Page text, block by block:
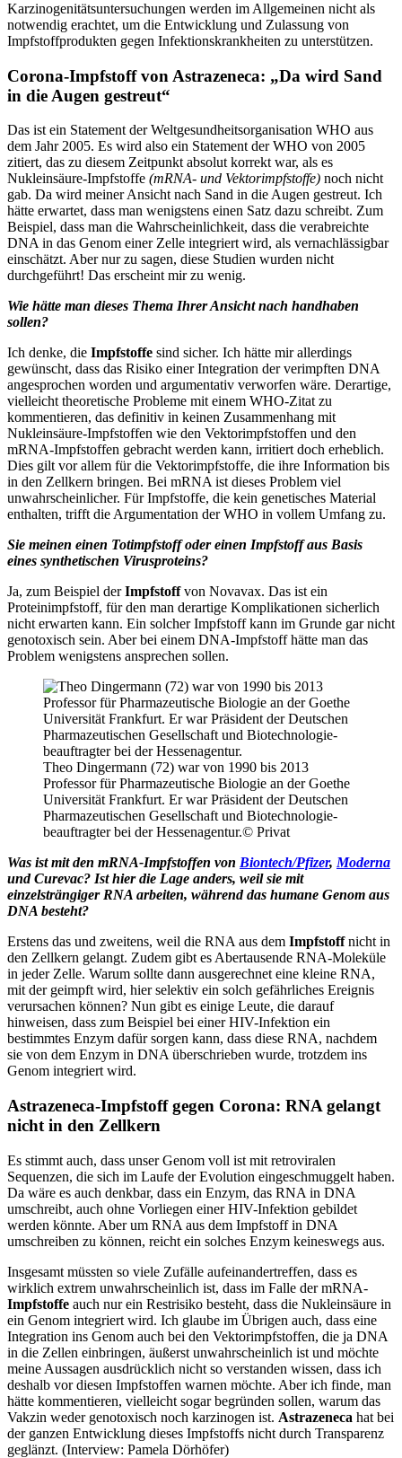
Karzinogenitätsuntersuchungen werden im Allgemeinen nicht als
notwendig erachtet, um die Entwicklung und Zulassung von
Impfstoffprodukten gegen Infektionskrankheiten zu unterstützen.
Corona-Impfstoff von Astrazeneca: „Da wird Sand
in die Augen gestreut“
Das ist ein Statement der Weltgesundheitsorganisation WHO aus
dem Jahr 2005. Es wird also ein Statement der WHO von 2005
zitiert, das zu diesem Zeitpunkt absolut korrekt war, als es
Nukleinsäure-Impfstoffe (mRNA- und Vektorimpfstoffe) noch nicht
gab. Da wird meiner Ansicht nach Sand in die Augen gestreut. Ich
hätte erwartet, dass man wenigstens einen Satz dazu schreibt. Zum
Beispiel, dass man die Wahrscheinlichkeit, dass die verabreichte
DNA in das Genom einer Zelle integriert wird, als vernachlässigbar
einschätzt. Aber nur zu sagen, diese Studien wurden nicht
durchgeführt! Das erscheint mir zu wenig.
Wie hätte man dieses Thema Ihrer Ansicht nach handhaben
sollen?
Ich denke, die Impfstoffe sind sicher. Ich hätte mir allerdings
gewünscht, dass das Risiko einer Integration der verimpften DNA
angesprochen worden und argumentativ verworfen wäre. Derartige,
vielleicht theoretische Probleme mit einem WHO-Zitat zu
kommentieren, das definitiv in keinen Zusammenhang mit
Nukleinsäure-Impfstoffen wie den Vektorimpfstoffen und den
mRNA-Impfstoffen gebracht werden kann, irritiert doch erheblich.
Dies gilt vor allem für die Vektorimpfstoffe, die ihre Information bis
in den Zellkern bringen. Bei mRNA ist dieses Problem viel
unwahrscheinlicher. Für Impfstoffe, die kein genetisches Material
enthalten, trifft die Argumentation der WHO in vollem Umfang zu.
Sie meinen einen Totimpfstoff oder einen Impfstoff aus Basis
eines synthetischen Virusproteins?
Ja, zum Beispiel derImpfstoffvon Novavax. Das ist ein
Proteinimpfstoff, für den man derartige Komplikationen sicherlich
nicht erwarten kann. Ein solcher Impfstoff kann im Grunde gar nicht
genotoxisch sein. Aber bei einem DNA-Impfstoff hätte man das
Problem wenigstens ansprechen sollen.
Theo Dingermann (72) war von 1990 bis 2013
Professor für Pharmazeutische Biologie an der Goethe
Universität Frankfurt. Er war Präsident der Deutschen
Pharmazeutischen Gesellschaft und Biotechnologie-
beauftragter bei der Hessenagentur.© Privat
Was ist mit den mRNA-Impfstoffen von Biontech/Pfizer, Moderna
und Curevac? Ist hier die Lage anders, weil sie mit
einzelsträngiger RNA arbeiten, während das humane Genom aus
DNA besteht?
Erstens das und zweitens, weil die RNA aus dem Impfstoffnicht in
den Zellkern gelangt. Zudem gibt es Abertausende RNA-Moleküle
in jeder Zelle. Warum sollte dann ausgerechnet eine kleine RNA,
mit der geimpft wird, hier selektiv ein solch gefährliches Ereignis
verursachen können? Nun gibt es einige Leute, die darauf
hinweisen, dass zum Beispiel bei einer HIV-Infektion ein
bestimmtes Enzym dafür sorgen kann, dass diese RNA, nachdem
sie von dem Enzym in DNA überschrieben wurde, trotzdem ins
Genom integriert wird.
Astrazeneca-Impfstoff gegen Corona: RNA gelangt
nicht in den Zellkern
Es stimmt auch, dass unser Genom voll ist mit retroviralen
Sequenzen, die sich im Laufe der Evolution eingeschmuggelt haben.
Da wäre es auch denkbar, dass ein Enzym, das RNA in DNA
umschreibt, auch ohne Vorliegen einer HIV-Infektion gebildet
werden könnte. Aber um RNA aus dem Impfstoff in DNA
umschreiben zu können, reicht ein solches Enzym keineswegs aus.
Insgesamt müssten so viele Zufälle aufeinandertreffen, dass es
wirklich extrem unwahrscheinlich ist, dass im Falle der mRNA-
Impfstoffe auch nur ein Restrisiko besteht, dass die Nukleinsäure in
ein Genom integriert wird. Ich glaube im Übrigen auch, dass eine
Integration ins Genom auch bei den Vektorimpfstoffen, die ja DNA
in die Zellen einbringen, äußerst unwahrscheinlich ist und möchte
meine Aussagen ausdrücklich nicht so verstanden wissen, dass ich
deshalb vor diesen Impfstoffen warnen möchte. Aber ich finde, man
hätte kommentieren, vielleicht sogar begründen sollen, warum das
Vakzin weder genotoxisch noch karzinogen ist. Astrazeneca hat bei
der ganzen Entwicklung dieses Impfstoffs nicht durch Transparenz
geglänzt. (Interview: Pamela Dörhöfer)